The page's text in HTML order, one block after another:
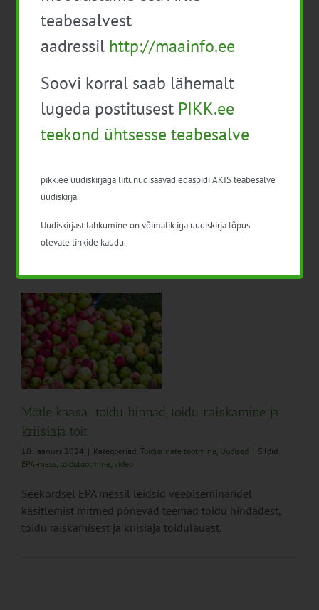
Eestis – tuluallikas või riskantne investeering?“ video on
väljavõtteid rapsikasvataja kogemusloost.
EPA – see on põllumajanduse aastanäitus ja
Mõtle kaasa: toidu hinnad, toidu raiskamine ja
kriisiaja toit
10. jaanuar 2024 | Kategooriad: Toiduainete tootmine, Uudised | Sildid:
EPA-mess, toidutootmine, video
Seekordsel EPA messil leidsid veebiseminaridel
käsitlemist mitmed põnevad teemad toidu hindadest,
toidu raiskamisest ja kriisiaja toidulauast.
teabesalvest
aadressil http://maainfo.ee
Soovi korral saab lähemalt
lugeda postitusest PIKK.ee
teekond ühtsesse teabesalve
pikk.ee uudiskirjaga liitunud saavad edaspidi AKIS teabesalve
uudiskirja.
Uudiskirjast lahkumine on võimalik iga uudiskirja lõpus
olevate linkide kaudu.